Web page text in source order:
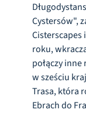
Cystersów",
Cisterscapes
roku,
połączy
w sześciu
Trasa, która
Ebrach do